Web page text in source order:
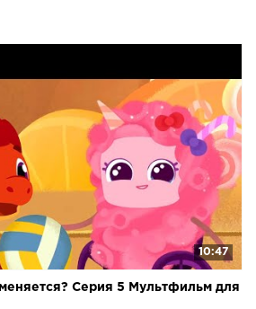
10:47
Серия 5 Мультфильм для